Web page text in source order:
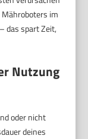
Mähroboters im
das spart Zeit,
Nutzung
oder nicht
deines